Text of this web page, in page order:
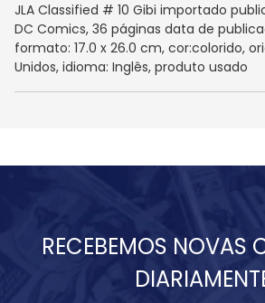
JLA Classified # 10 Gibi importado
DC Comics, 36 páginas data de
formato: 17.0 x 26.0 cm, cor:colorido,
Unidos, idioma: Inglês, produto usado
RECEBEMOS NOVAS